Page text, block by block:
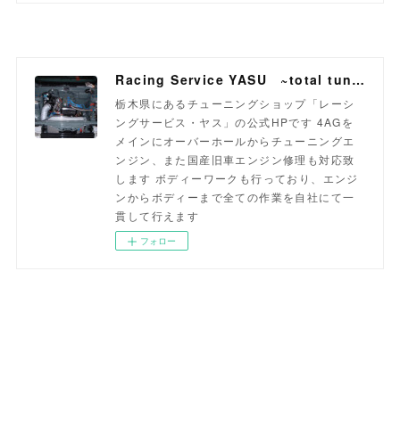
Racing Service YASU ~total tuning proshop~
栃木県にあるチューニングショップ「レーシ
ングサービス・ヤス」の公式HPです 4AGを
メインにオーバーホールからチューニングエ
ンジン、また国産旧車エンジン修理も対応致
します ボディーワークも行っており、エンジ
ンからボディーまで全ての作業を自社にて一
貫して行えます
フォロー